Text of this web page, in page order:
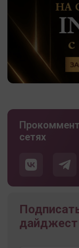
сетях
дайджест